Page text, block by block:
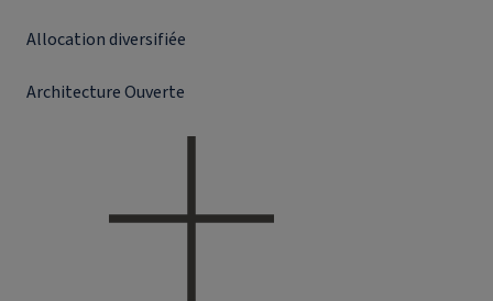
Allocation diversifiée
Architecture Ouverte